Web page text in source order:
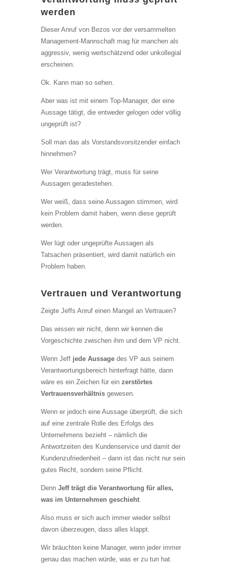
werden
Dieser Anruf von Bezos vor der versammelten
Management-Mannschaft mag für manchen als
aggressiv, wenig wertschätzend oder unkollegial
erscheinen.
Ok. Kann man so sehen.
Aber was ist mit einem Top-Manager, der eine
Aussage tätigt, die entweder gelogen oder völlig
ungeprüft ist?
Soll man das als Vorstandsvorsitzender einfach
hinnehmen?
Wer Verantwortung trägt, muss für seine
Aussagen geradestehen.
Wer weiß, dass seine Aussagen stimmen, wird
kein Problem damit haben, wenn diese geprüft
werden.
Wer lügt oder ungeprüfte Aussagen als
Tatsachen präsentiert, wird damit natürlich ein
Problem haben.
Vertrauen und Verantwortung
Zeigte Jeffs Anruf einen Mangel an Vertrauen?
Das wissen wir nicht, denn wir kennen die
Vorgeschichte zwischen ihm und dem VP nicht.
Wenn Jeff jede Aussagedes VP aus seinem
Verantwortungsbereich hinterfragt hätte, dann
wäre es ein Zeichen für ein zerstörtes
Vertrauensverhältnisgewesen.
Wenn er jedoch eine Aussage überprüft, die sich
auf eine zentrale Rolle des Erfolgs des
Unternehmens bezieht – nämlich die
Antwortzeiten des Kundenservice und damit der
Kundenzufriedenheit – dann ist das nicht nur sein
gutes Recht, sondern seine Pflicht.
Denn Jeff trägt die Verantwortung für alles,
was im Unternehmen geschieht.
Also muss er sich auch immer wieder selbst
davon überzeugen, dass alles klappt.
Wir bräuchten keine Manager, wenn jeder immer
genau das machen würde, was er zu tun hat.